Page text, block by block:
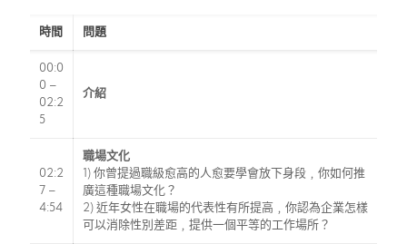
時間 問題
00:0
0 –
02:2
5
介紹
02:2
7 –
4:54
職場文化
1) 你曾提過職級愈高的人愈要學會放下身段﹐你如何推
廣這種職場文化？
2) 近年女性在職場的代表性有所提高﹐你認為企業怎樣
可以消除性別差距﹐提供一個平等的工作場所？